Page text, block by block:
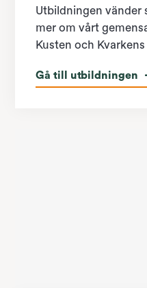
Utbildningen vänder
mer om vårt
Kusten och
Gå till utbildningen